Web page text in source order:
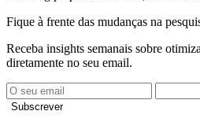
Fique à frente das mudanças na
Receba insights semanais sobre
diretamente no seu email.
Subscrever